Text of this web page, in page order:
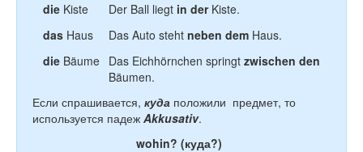
die Kiste Der Ball liegt in derKiste.
das Haus Das Auto steht neben dem Haus.
die Bäume Das Eichhörnchen springt zwischen den
Bäumen.
Если спрашивается, куда положили предмет, то
используется падеж Akkusativ.
wohin? (куда?)